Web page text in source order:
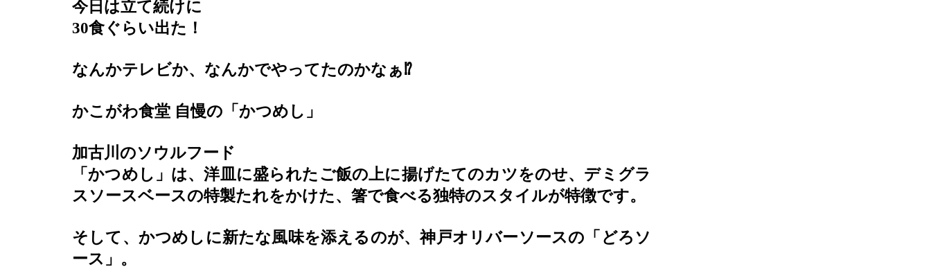
今日は立て続けに
30食ぐらい出た！
なんかテレビか、なんかでやってたのかなぁ⁉️
かこがわ食堂 自慢の「かつめし」
加古川のソウルフード
「かつめし」は、洋皿に盛られたご飯の上に揚げたてのカツをのせ、デミグラ
スソースベースの特製たれをかけた、箸で食べる独特のスタイルが特徴です。
そして、かつめしに新たな風味を添えるのが、神戸オリバーソースの「どろソ
ース」。